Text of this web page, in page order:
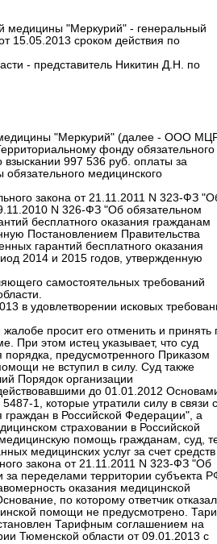
медицины "Меркурий" - генеральный
15.05.2013 сроком действия по
- представитель Никитин Д.Н. по
медицины "Меркурий" (далее - ООО
фонду обязательного
997 536 руб. оплаты за
медицинского
закона от 21.11.2011 N 323-ФЗ
N 326-ФЗ "Об обязательном
бесплатного оказания гражданам
Постановлением Правительства
гарантий бесплатного оказания
2014 и 2015 годов, утвержденную
самостоятельных требований
в удовлетворении исковых
просит его отменить и принять
При этом истец указывает, что суд
предусмотренного Приказом
не вступил в силу. Суд также
Порядок организации
до 01.01.2012
1, которые утратили силу в связи с
в Российской Федерации", а
страховании в Российской
помощь гражданам, суд,
медицинских услуг за счет средств
закона от 21.11.2011 N 323-ФЗ "Об
за переделами территории субъекта
оказания медицинской
по которому ответчик отказал
помощи не предусмотрено.
Тарифным соглашением на
Тюменской области от 09.01.2013 с